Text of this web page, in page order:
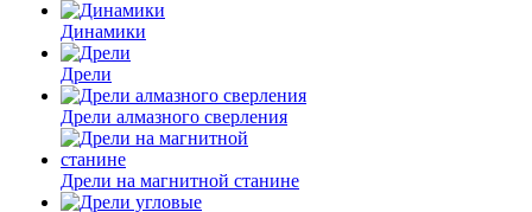
Динамики
Дрели
Дрели алмазного сверления
Дрели на магнитной станине